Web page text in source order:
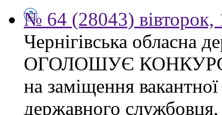
№ 64 (28043) вівторок,
Чернігівська обласна
ОГОЛОШУЄ
на заміщення
державного